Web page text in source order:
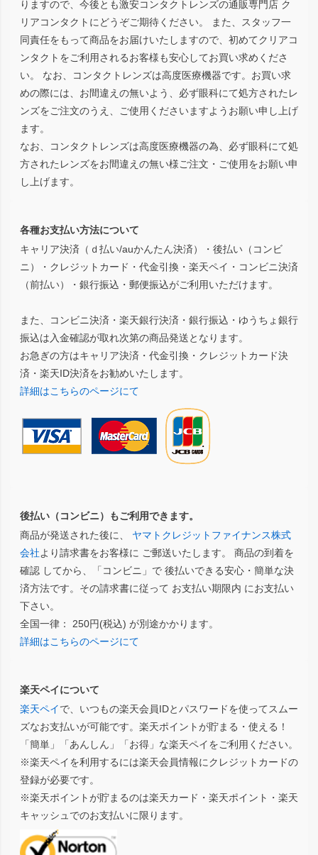
りますので、今後とも激安コンタクトレンズの通販専門店 ク
リアコンタクトにどうぞご期待ください。 また、スタッフ一
同責任をもって商品をお届けいたしますので、初めてクリアコ
ンタクトをご利用されるお客様も安心してお買い求めくださ
い。 なお、コンタクトレンズは高度医療機器です。お買い求
めの際には、お間違えの無いよう、必ず眼科にて処方されたレ
ンズをご注文のうえ、ご使用くださいますようお願い申し上げ
ます。
なお、コンタクトレンズは高度医療機器の為、必ず眼科にて処
方されたレンズをお間違えの無い様ご注文・ご使用をお願い申
し上げます。
各種お支払い方法について
キャリア決済（ｄ払い/auかんたん決済）・後払い（コンビ
ニ）・クレジットカード・代金引換・楽天ペイ・コンビニ決済
（前払い）・銀行振込・郵便振込がご利用いただけます。
また、コンビニ決済・楽天銀行決済・銀行振込・ゆうちょ銀行
振込は入金確認が取れ次第の商品発送となります。
お急ぎの方はキャリア決済・代金引換・クレジットカード決
済・楽天ID決済をお勧めいたします。
詳細はこちらのページにて
後払い（コンビニ）もご利用できます。
商品が発送された後に、 ヤマトクレジットファイナンス株式
会社より請求書をお客様に ご郵送いたします。 商品の到着を
確認 してから、「コンビニ」で 後払いできる安心・簡単な決
済方法です。その請求書に従って お支払い期限内 にお支払い
下さい。
全国一律： 250円(税込) が別途かかります。
詳細はこちらのページにて
楽天ペイについて
楽天ペイで、いつもの楽天会員IDとパスワードを使ってスムー
ズなお支払いが可能です。楽天ポイントが貯まる・使える！
「簡単」「あんしん」「お得」な楽天ペイをご利用ください。
※楽天ペイを利用するには楽天会員情報にクレジットカードの
登録が必要です。
※楽天ポイントが貯まるのは楽天カード・楽天ポイント・楽天
キャッシュでのお支払いに限ります。